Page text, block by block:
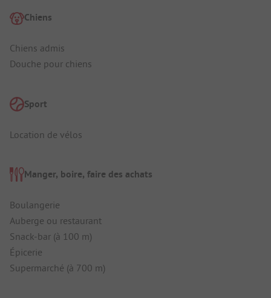
Chiens
Chiens admis
Douche pour chiens
Sport
Location de vélos
Manger, boire, faire des achats
Boulangerie
Auberge ou restaurant
Snack-bar (à 100 m)
Épicerie
Supermarché (à 700 m)